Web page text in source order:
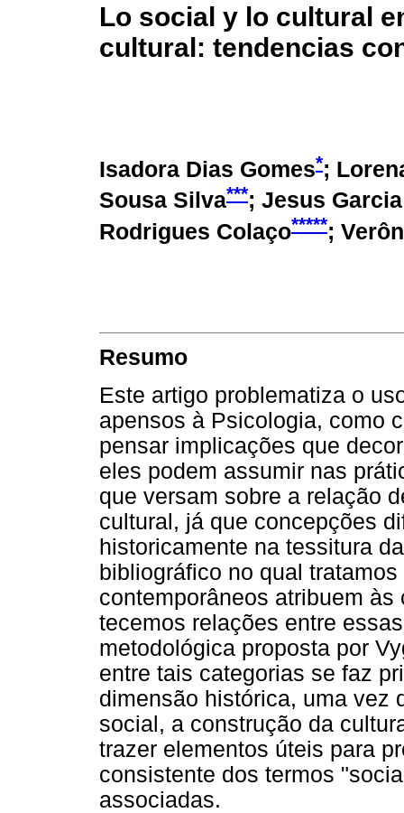
Lo social y lo cultural
cultural: tendencias
Isadora Dias Gomes*;
Sousa Silva***; Jesus
Rodrigues Colaço*****;
Resumo
Este artigo problematiza o
apensos à Psicologia, como
pensar implicações que
eles podem assumir nas
que versam sobre a relação
cultural, já que concepções
historicamente na tessitura
bibliográfico no qual
contemporâneos atribuem
tecemos relações entre
metodológica proposta por
entre tais categorias se faz
dimensão histórica, uma vez
social, a construção da
trazer elementos úteis para
consistente dos termos
associadas.